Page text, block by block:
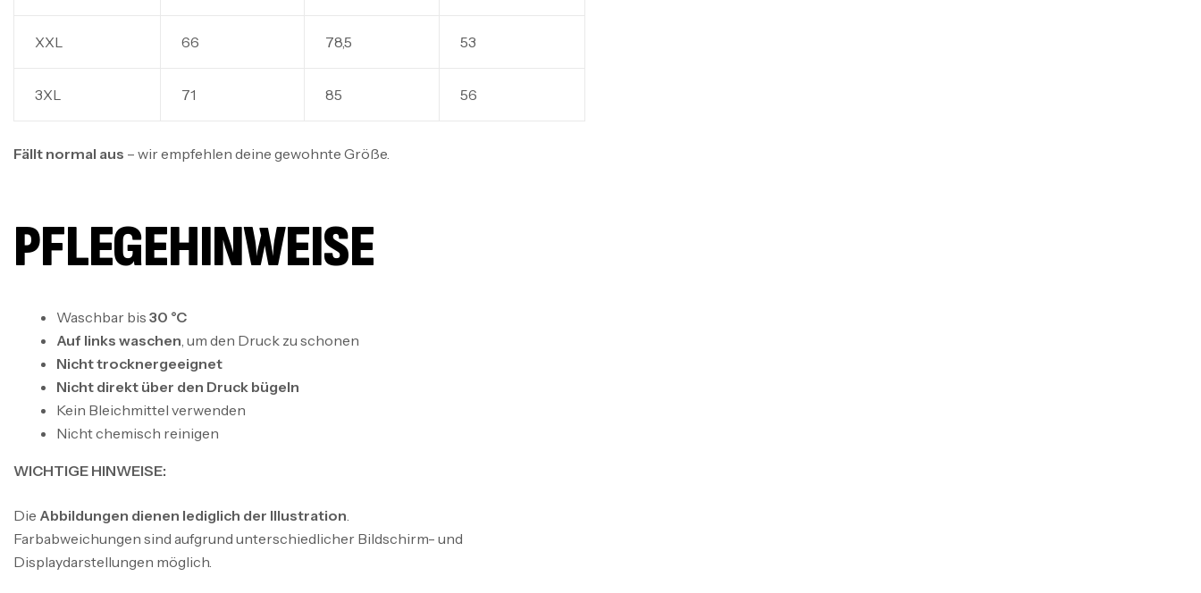
XXL 66 78,5 53
3XL 71 85 56
Fällt normal aus – wir empfehlen deine gewohnte Größe.
PFLEGEHINWEISE
Waschbar bis 30 °C
Auf links waschen , um den Druck zu schonen
Nicht trocknergeeignet
Nicht direkt über den Druck bügeln
Kein Bleichmittel verwenden
Nicht chemisch reinigen
WICHTIGE HINWEISE:
Die Abbildungen dienen lediglich der Illustration
Farbabweichungen sind aufgrund unterschiedlicher Bildschirm- und
Displaydarstellungen möglich.